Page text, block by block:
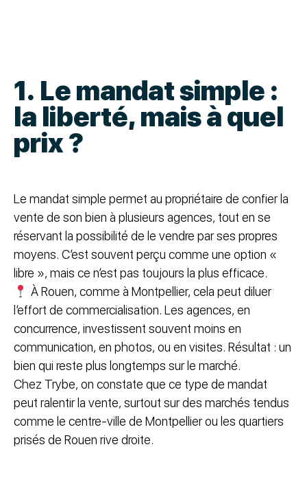
1. Le mandat simple :
la liberté, mais à quel
prix ?
Le mandat simple permet au propriétaire de confier la
vente de son bien à plusieurs agences, tout en se
réservant la possibilité de le vendre par ses propres
moyens. C’est souvent perçu comme une option «
libre », mais ce n’est pas toujours la plus efficace.
À Rouen, comme à Montpellier, cela peut diluer
l’effort de commercialisation. Les agences, en
concurrence, investissent souvent moins en
communication, en photos, ou en visites. Résultat : un
bien qui reste plus longtemps sur le marché.
Chez Trybe, on constate que ce type de mandat
peut ralentir la vente, surtout sur des marchés tendus
comme le centre-ville de Montpellier ou les quartiers
prisés de Rouen rive droite.